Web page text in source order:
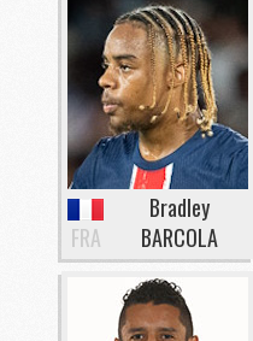
FRA
Bradley
BARCOLA